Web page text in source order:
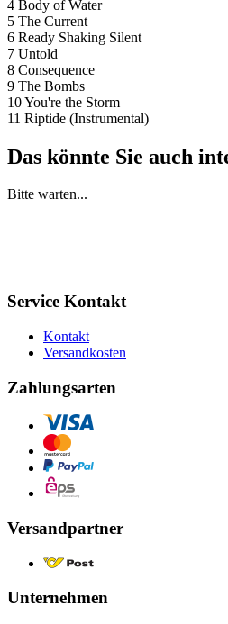
4 Body of Water
5 The Current
6 Ready Shaking Silent
7 Untold
8 Consequence
9 The Bombs
10 You're the Storm
11 Riptide (Instrumental)
Das könnte Sie auch
Bitte warten...
Service Kontakt
Kontakt
Versandkosten
Zahlungsarten
Versandpartner
Unternehmen